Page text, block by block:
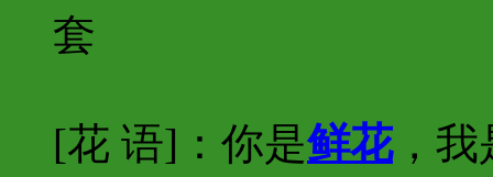
套
[花 语]：你是鲜花，我